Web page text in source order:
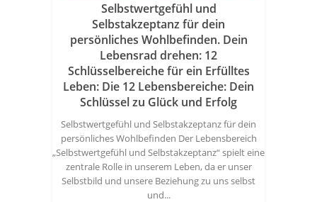
Selbstwertgefühl und
Selbstakzeptanz für dein
persönliches Wohlbefinden. Dein
Lebensrad drehen: 12
Schlüsselbereiche für ein Erfülltes
Leben: Die 12 Lebensbereiche: Dein
Schlüssel zu Glück und Erfolg
Selbstwertgefühl und Selbstakzeptanz für dein
persönliches Wohlbefinden Der Lebensbereich
„Selbstwertgefühl und Selbstakzeptanz“ spielt eine
zentrale Rolle in unserem Leben, da er unser
Selbstbild und unsere Beziehung zu uns selbst
und...